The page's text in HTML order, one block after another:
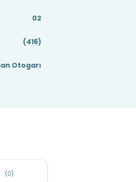
02
(416)
Otogarı
(0)